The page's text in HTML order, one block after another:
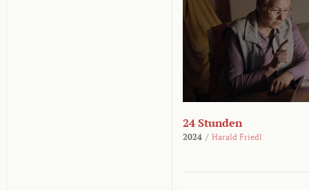
24 Stunden
2024 / Harald Friedl